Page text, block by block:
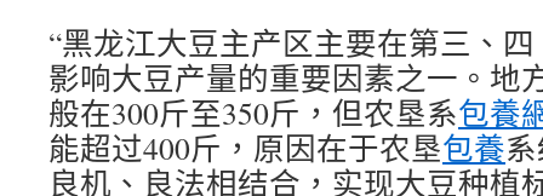
“黑龙江大豆主产区主要在第三、
影响大豆产量的重要因素之一。地
般在300斤至350斤，但农垦系包養
能超过400斤，原因在于农垦包養
良机、良法相结合，实现大豆种植